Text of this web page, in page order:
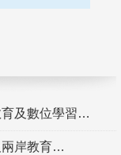
及數位學習
岸教育